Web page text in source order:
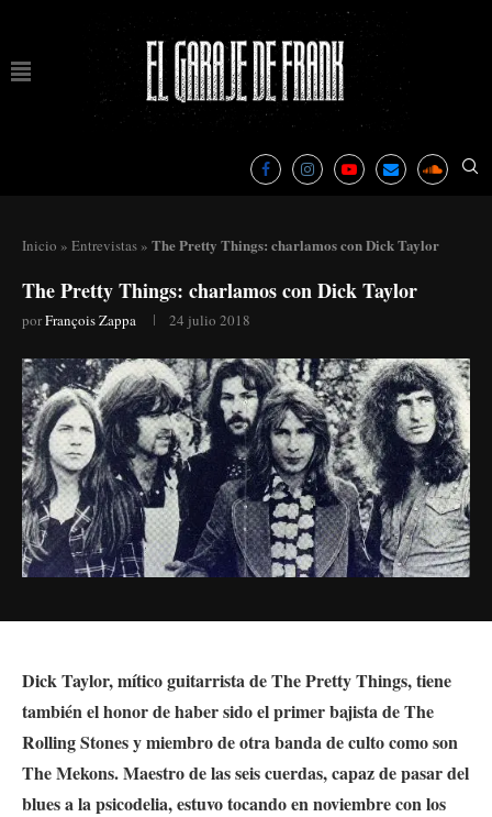
Inicio » Entrevistas » The Pretty Things: charlamos con Dick Taylor
The Pretty Things: charlamos con Dick Taylor
porFrançois Zappa 24 julio 2018
Dick Taylor, mítico guitarrista de The Pretty Things, tiene
también el honor de haber sido el primer bajista de The
Rolling Stones y miembro de otra banda de culto como son
The Mekons. Maestro de las seis cuerdas, capaz de pasar del
blues a la psicodelia, estuvo tocando en noviembre con los